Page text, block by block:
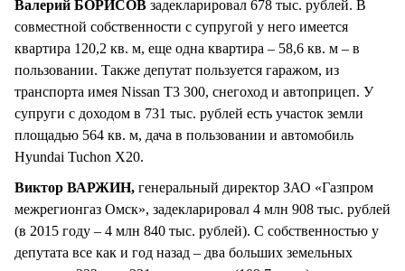
Валерий БОРИСОВ задекларировал 678 тыс. рублей. В
совместной собственности с супругой у него имеется
квартира 120,2 кв. м, еще одна квартира – 58,6 кв. м – в
пользовании. Также депутат пользуется гаражом, из
транспорта имея Nissan T3 300, снегоход и автоприцеп. У
супруги с доходом в 731 тыс. рублей есть участок земли
площадью 564 кв. м, дача в пользовании и автомобиль
Hyundai Tuchon X20.
Виктор ВАРЖИН, генеральный директор ЗАО «Газпром
межрегионгаз Омск», задекларировал 4 млн 908 тыс. рублей
(в 2015 году – 4 млн 840 тыс. рублей). С собственностью у
депутата все как и год назад – два больших земельных